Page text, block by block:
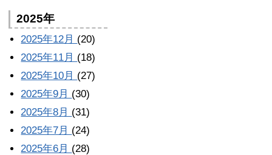
2025年
2025年12月 (20)
2025年11月 (18)
2025年10月 (27)
2025年9月 (30)
2025年8月 (31)
2025年7月 (24)
2025年6月 (28)